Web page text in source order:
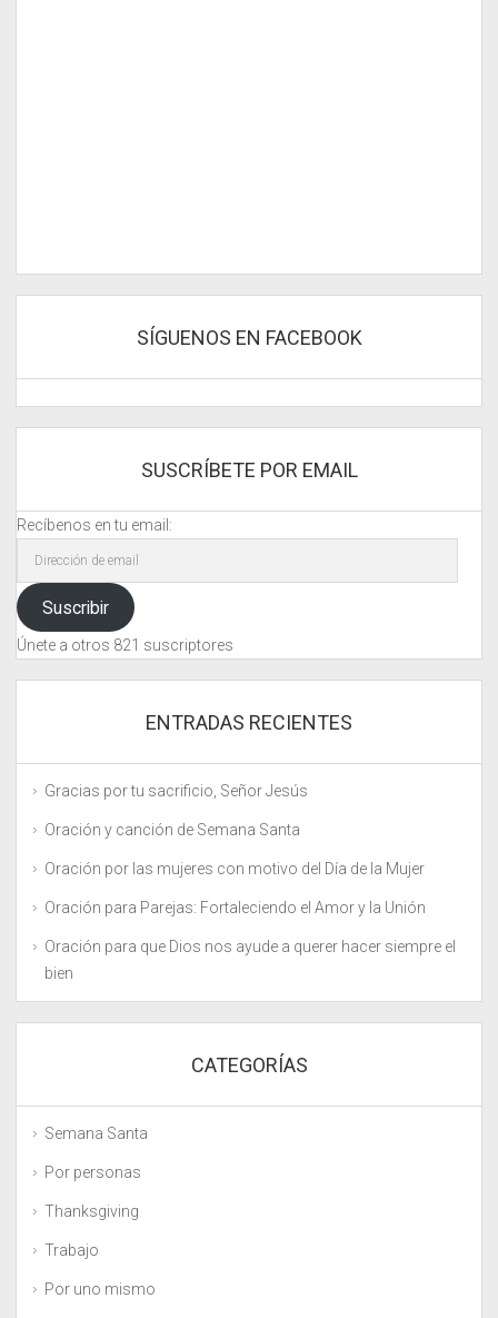
SÍGUENOS EN FACEBOOK
SUSCRÍBETE POR EMAIL
Recíbenos en tu email:
Dirección
emailSuscribir
Únete a otros 821 suscriptores
ENTRADAS RECIENTES
Gracias por tu sacrificio, Señor Jesús
Oración y canción de Semana Santa
Oración por las mujeres con motivo del Día de la Mujer
Oración para Parejas: Fortaleciendo el Amor y la Unión
Oración para que Dios nos ayude a querer hacer siempre el
bien
CATEGORÍAS
Semana Santa
Por personas
Thanksgiving
Trabajo
Por uno mismo